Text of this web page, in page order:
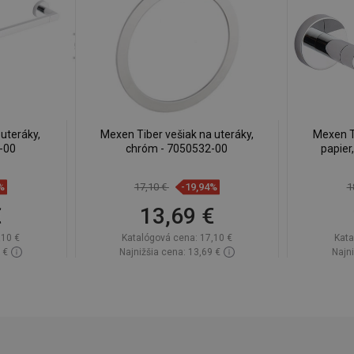
00
€
€
Mexen Tiber vešiak na uteráky,
chróm - 7050532-00
17,10 € -19,94%
13,69 €
Katalógová cena: 17,10 €
Najnižšia cena: 13,69 €
Mexen